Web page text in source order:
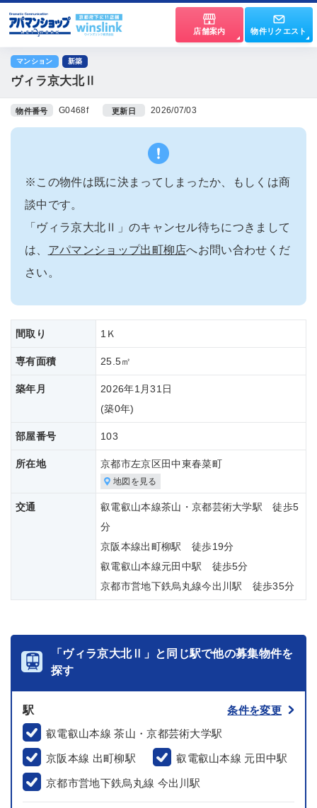
店舗案内 物件リクエスト
マンション 新築
ヴィラ京大北Ⅱ
物件番号 G0468f 更新日 2026/07/03
※この物件は既に決まってしまったか、もしくは商
談中です。
「ヴィラ京大北Ⅱ」のキャンセル待ちにつきまして
は、 アパマンショップ出町柳店へお問い合わせくだ
さい。
間取り 1Ｋ
専有面積 25.5㎡
築年月
2026年1月31日
(築0年)
部屋番号 103
所在地 京都市左京区田中東春菜町
地図を見る
交通
叡電叡山本線茶山・京都芸術大学駅 徒歩5
分
京阪本線出町柳駅 徒歩19分
叡電叡山本線元田中駅 徒歩5分
京都市営地下鉄烏丸線今出川駅 徒歩35分
「ヴィラ京大北Ⅱ」と同じ駅で他の募集物件を
探す
駅
条件を変更
叡電叡山本線 茶山・京都芸術大学駅
京阪本線 出町柳駅 叡電叡山本線 元田中駅
京都市営地下鉄烏丸線 今出川駅